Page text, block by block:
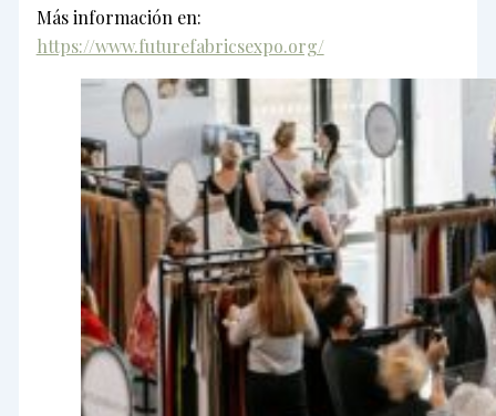
Más información en:
https://www.futurefabricsexpo.org/